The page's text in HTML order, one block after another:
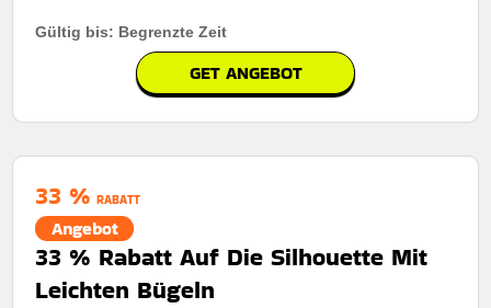
Gültig bis: Begrenzte Zeit
GET ANGEBOT
33 % RABATT
Angebot
33 % Rabatt Auf Die Silhouette Mit
Leichten Bügeln